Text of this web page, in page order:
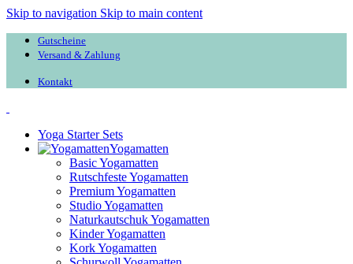
Skip to navigation Skip to main content
Gutscheine
Versand & Zahlung
Kontakt
Yoga Starter Sets
Yogamatten
Basic Yogamatten
Rutschfeste Yogamatten
Premium Yogamatten
Studio Yogamatten
Naturkautschuk Yogamatten
Kinder Yogamatten
Kork Yogamatten